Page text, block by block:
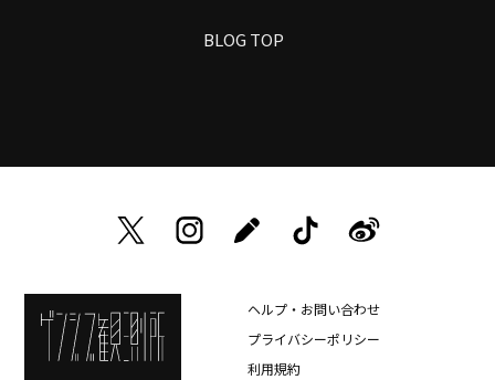
BLOG TOP
ヘルプ・お問い合わせ
プライバシーポリシー
利用規約